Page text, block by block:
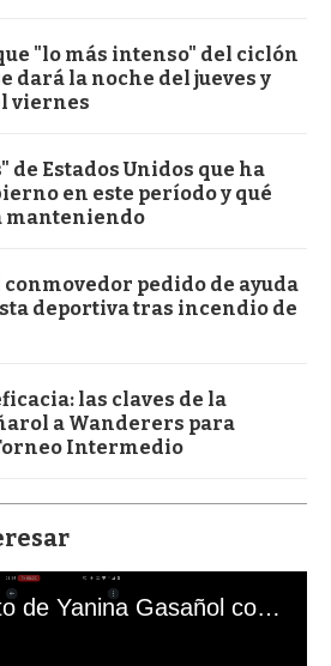
"lo más intenso" del ciclón
dará la noche del jueves y
viernes
de Estados Unidos que ha
en este período y qué
manteniendo
pedido de ayuda
deportiva tras incendio de
las claves de la
a Wanderers para
Intermedio
El mal momento de Yanina Gasañol con un hincha argentino en "Subrayado"